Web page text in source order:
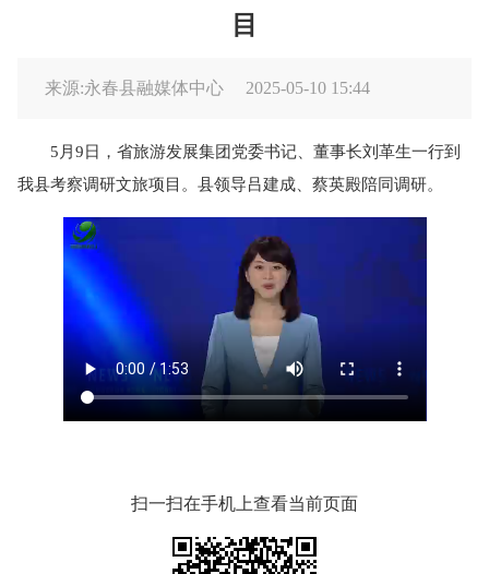
目
来源:永春县融媒体中心 2025-05-10 15:44
5月9日，省旅游发展集团党委书记、董事长刘革生一行到
我县考察调研文旅项目。县领导吕建成、蔡英殿陪同调研。
扫一扫在手机上查看当前页面